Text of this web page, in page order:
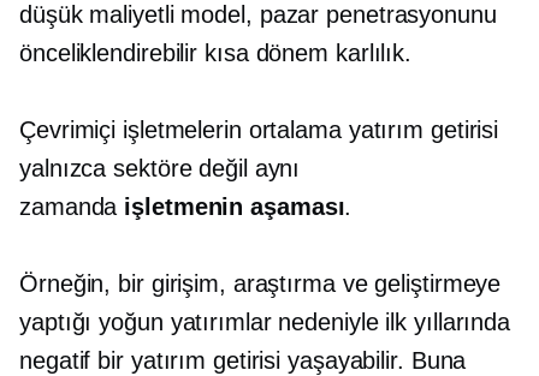
düşük maliyetlimodel, pazar penetrasyonunu
önceliklendirebilir kısa dönem karlılık.
Çevrimiçi işletmelerin ortalama yatırım getirisi
yalnızca sektöre değil aynı
zamanda işletmenin aşaması.
Örneğin, bir girişim, araştırma ve geliştirmeye
yaptığı yoğun yatırımlar nedeniyle ilk yıllarında
negatif bir yatırım getirisi yaşayabilir. Buna